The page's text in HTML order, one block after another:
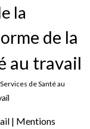
la
de la
au travail
Services de Santé au
| Mentions